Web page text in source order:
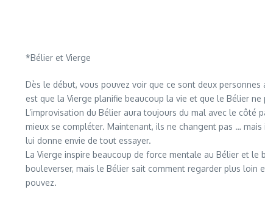
*Bélier et Vierge
Dès le début, vous pouvez voir que ce sont deux
est que la Vierge planifie beaucoup la vie et que le Bélier
L’improvisation du Bélier aura toujours du mal avec le
mieux se compléter. Maintenant, ils ne changent pas …
lui donne envie de tout essayer.
La Vierge inspire beaucoup de force mentale au Bélier et
bouleverser, mais le Bélier sait comment regarder plus loin
pouvez.